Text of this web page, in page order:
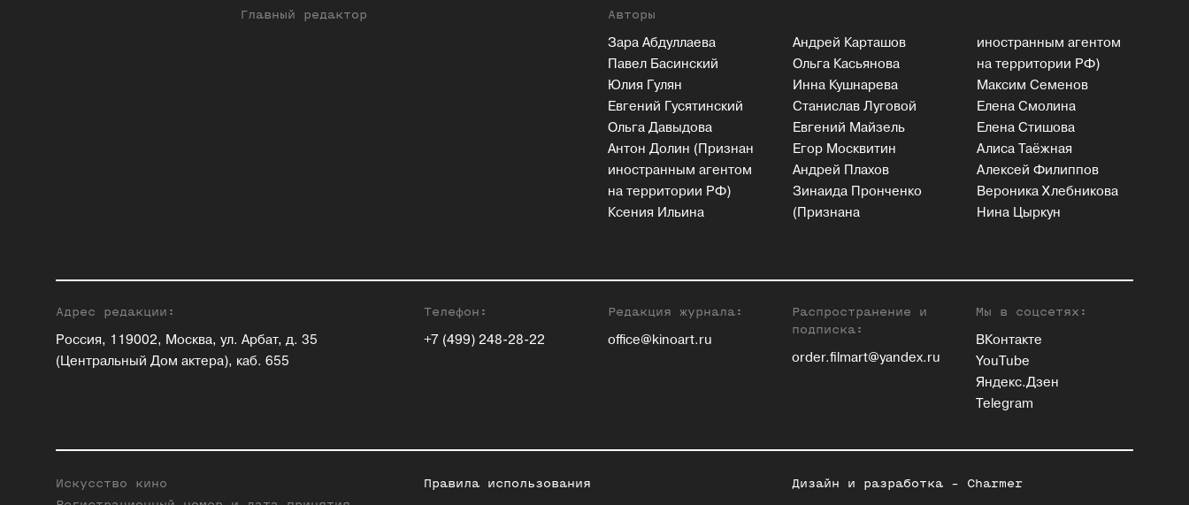
Главный редактор Авторы
Зара Абдуллаева
Павел Басинский
Юлия Гулян
Евгений Гусятинский
Ольга Давыдова
Антон Долин (Признан
иностранным агентом
на территории РФ)
Ксения Ильина
Андрей Карташов
Ольга Касьянова
Инна Кушнарева
Станислав Луговой
Евгений Майзель
Егор Москвитин
Андрей Плахов
Зинаида Пронченко
(Признана
иностранным агентом
на территории РФ)
Максим Семенов
Елена Смолина
Елена Стишова
Алиса Таёжная
Алексей Филиппов
Вероника Хлебникова
Нина Цыркун
Адрес редакции:
Россия, 119002, Москва, ул. Арбат, д. 35
(Центральный Дом актера), каб. 655
Телефон:
+7 (499) 248-28-22
Редакция журнала:
office@kinoart.ru
Распространение и
подписка:
order.filmart@yandex.ru
Мы в соцсетях:
ВКонтакте
YouTube
Яндекс.Дзен
Telegram
Правила использования Дизайн и разработка - Charmer
Искусство кино